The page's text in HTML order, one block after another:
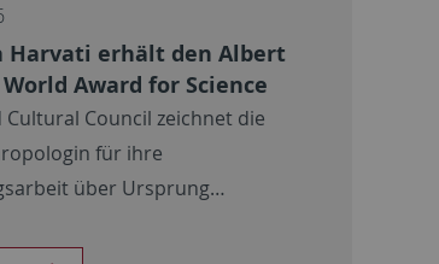
Harvati erhält den Albert
Award for Science
Cultural Council zeichnet die
für ihre
über Ursprung…